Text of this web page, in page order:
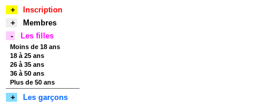
+
Inscription
+
Membres
-
Les filles
Moins de 18 ans
18 à 25 ans
26 à 35 ans
36 à 50 ans
Plus de 50 ans
+
Les garçons